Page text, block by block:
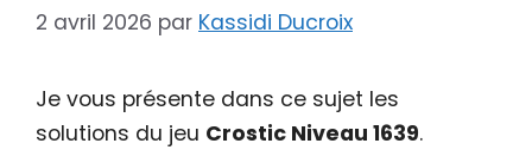
2 avril 2026 par Kassidi Ducroix
Je vous présente dans ce sujet les
solutions du jeu Crostic Niveau 1639.